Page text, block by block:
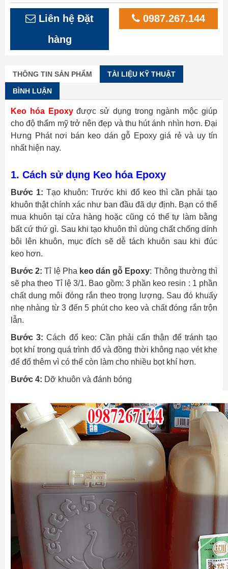
Liên hệ Đặt
hàng
0987.267.144
THÔNG TIN SẢN PHẨM TÀI LIỆU KỸ THUẬT
BÌNH LUẬN
Keo hóa Epoxyđược sử dụng trong ngành mộc giúp
cho độ thẩm mỹ trở nên đẹp và thu hút ánh nhìn hơn. Đại
Hưng Phát nơi bán keo dán gỗ Epoxy giá rẻ và uy tín
nhất hiện nay.
1. Cách sử dụng Keo hóa Epoxy
Bước 1: Tạo khuôn: Trước khi đổ keo thì cần phải tạo
khuôn thật chính xác như ban đầu đã dự định. Bạn có thể
mua khuôn tại cửa hàng hoặc cũng có thể tự làm bằng
bất cứ thứ gì. Sau khi tạo khuôn thì dùng chất chống dính
bôi lên khuôn, mục đích sẽ dễ tách khuôn sau khi đúc
keo hơn.
Bước 2: Tỉ lệ Pha keo dán gỗ Epoxy: Thông thường thì
sẽ pha theo Tỉ lệ 3/1. Bao gồm: 3 phần keo resin : 1 phần
chất dung môi đóng rắn theo trọng lượng. Sau đó khuấy
nhẹ nhàng từ 3 đến 5 phút cho keo và chất đóng rắn trộn
lẫn.
Bước 3: Cách đổ keo: Cần phải cẩn thận để tránh tạo
bọt khí trong quá trình đổ và đồng thời không nạo vét khe
để đổ thêm vì có thể còn làm cho nhiều bọt khí hơn.
Bước 4: Dỡ khuôn và đánh bóng